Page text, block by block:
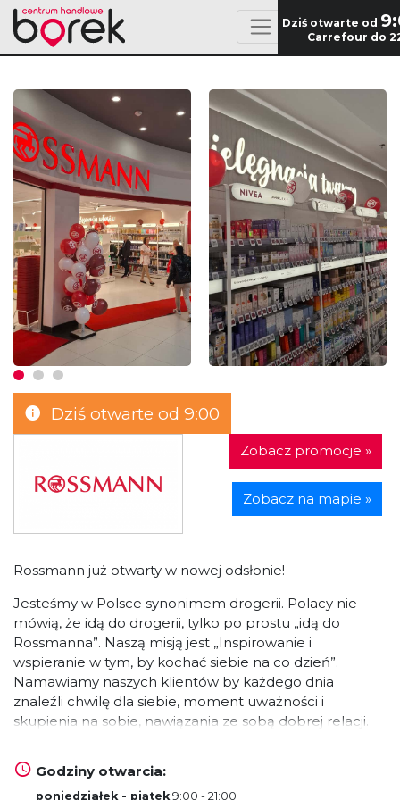
Dziś otwarte od
Carrefour do
Dziś otwarte od 9:00
Zobacz promocje »
Zobacz na mapie »
Rossmann już otwarty w nowej odsłonie!
Jesteśmy w Polsce synonimem drogerii. Polacy nie
mówią, że idą do drogerii, tylko po prostu „idą do
Rossmanna”. Naszą misją jest „Inspirowanie i
wspieranie w tym, by kochać siebie na co dzień”.
Namawiamy naszych klientów by każdego dnia
znaleźli chwilę dla siebie, moment uważności i
skupienia na sobie, nawiązania ze sobą dobrej relacji.
dobre relacje z innymi: kochać, przyjaźnić się, mieć
wokół życzliwych ludzi.
Godziny otwarcia:
poniedziałek - piątek 9:00 - 21:00